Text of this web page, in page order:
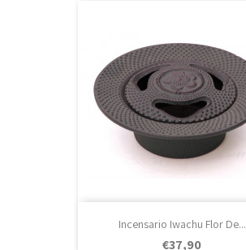
Incensario Iwachu Flor De...
Prezo
€37,90